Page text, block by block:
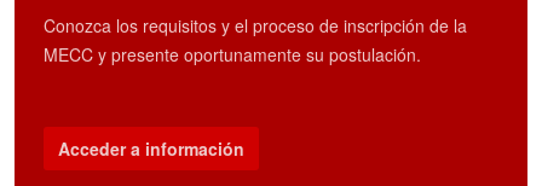
Conozca los requisitos y el proceso de inscripción de la
MECC y presente oportunamente su postulación.
Acceder a información